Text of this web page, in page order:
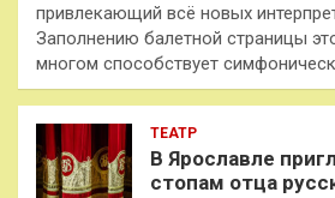
привлекающий всё новых
Заполнению балетной страницы
многом способствует
ТЕАТР
В Ярославле
стопам отца